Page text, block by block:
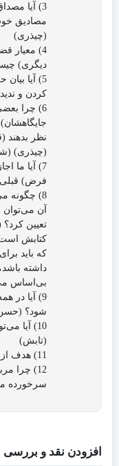
3) آیا
مصادیق
(چیذری)
4) معیار
دیگری)
5) آیا
کردن و
6) چرا
نظر بدهند
(چیذری)
7) آیا ما
فرض) قبلی
8) چگونه‌
آن‌
تعیین کرد؟
کتابش
که باید
داشته
بی‌اساس
9) آیا در
شود؟
10) آیا‌
(تابش)
11) هدف از قضاوت چیست؟ (ساداتیان)
12) چرا
سرخورده‌
افزودن نقد و بررسی